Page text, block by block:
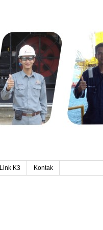
Link K3 Kontak